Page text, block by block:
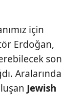
için
Erdoğan,
son
Aralarında
Jewish